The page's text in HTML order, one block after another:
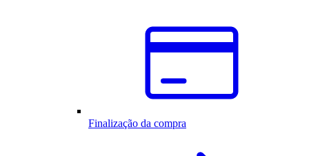
Finalização da compra